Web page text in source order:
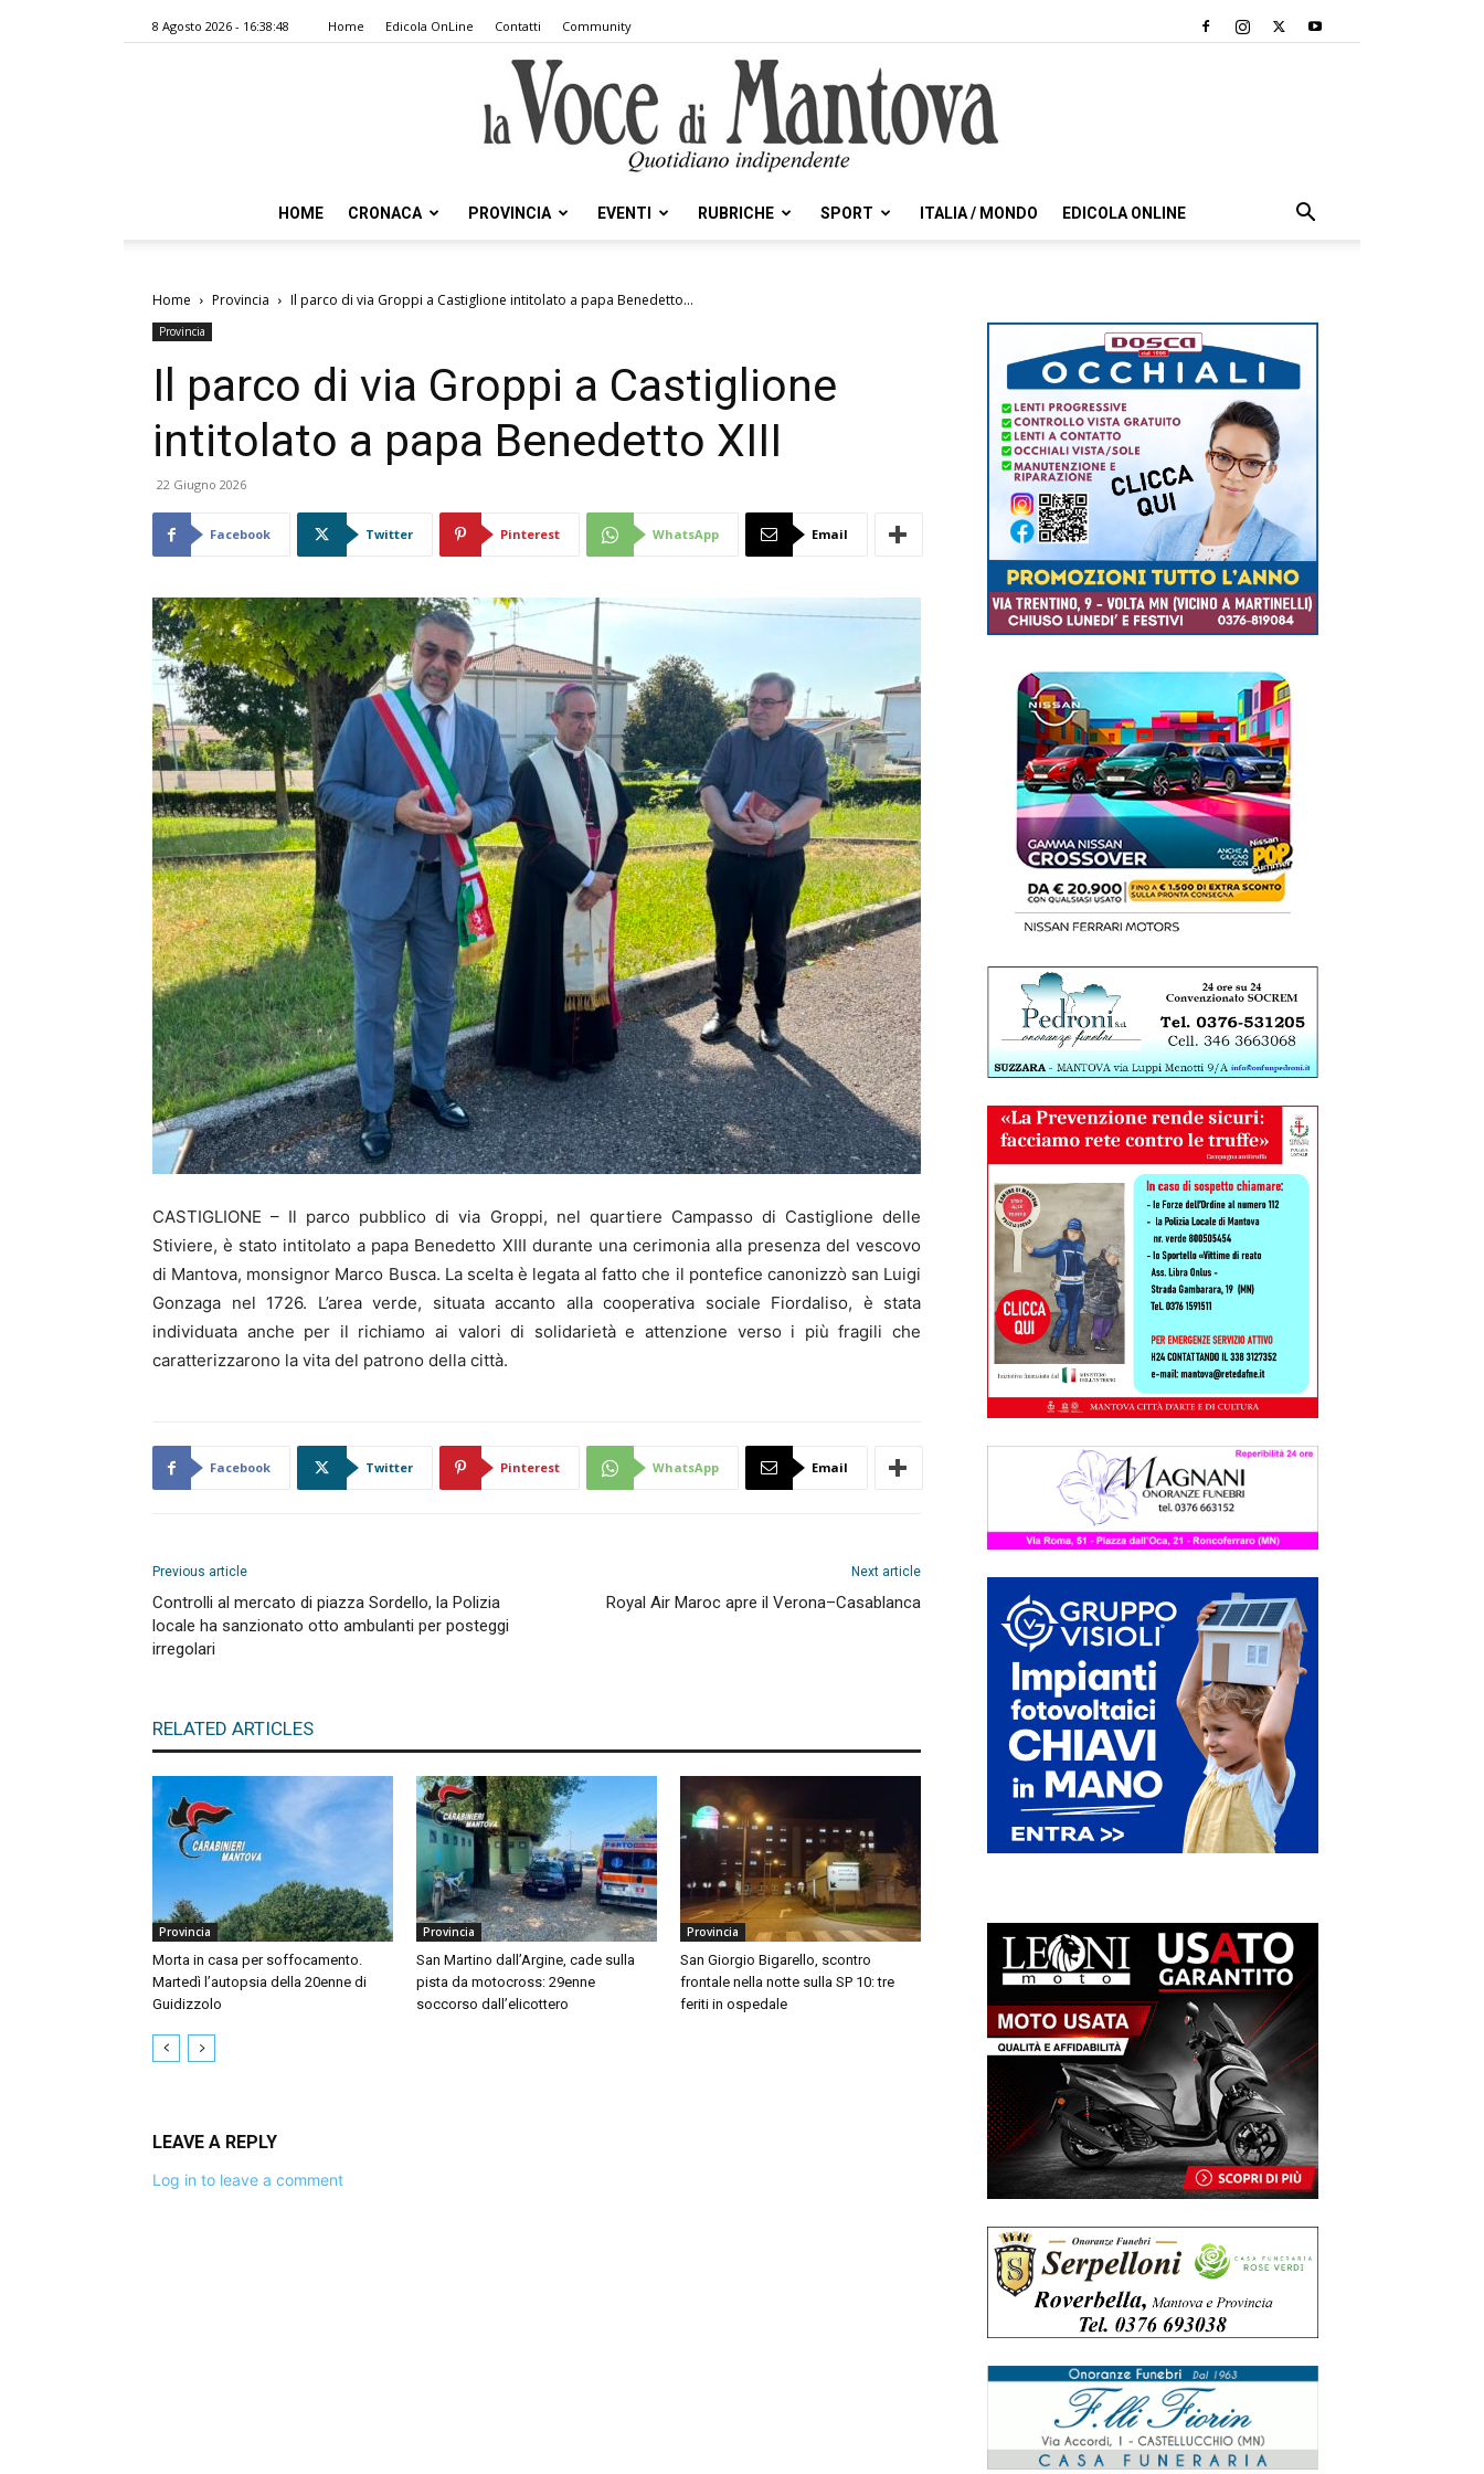
8 Agosto 2026 - 16:38:48 Home Edicola OnLine Contatti Community
Voce
Mantova
HOME CRONACA PROVINCIA EVENTI RUBRICHE SPORT ITALIA / MONDO EDICOLA ONLINE
Home Provincia Il parco di via Groppi a Castiglione intitolato a papa Benedetto...
Provincia
Il parco di via Groppi a Castiglione
intitolato a papa Benedetto XIII
22 Giugno 2026
Facebook Twitter Pinterest WhatsApp Email
CASTIGLIONE – Il parco pubblico di via Groppi, nel quartiere Campasso di Castiglione delle
Stiviere, è stato intitolato a papa Benedetto XIII durante una cerimonia alla presenza del vescovo
di Mantova, monsignor Marco Busca. La scelta è legata al fatto che il pontefice canonizzò san Luigi
Gonzaga nel 1726. L’area verde, situata accanto alla cooperativa sociale Fiordaliso, è stata
individuata anche per il richiamo ai valori di solidarietà e attenzione verso i più fragili che
caratterizzarono la vita del patrono della città.
Facebook Twitter Pinterest WhatsApp Email
Previous article
Controlli al mercato di piazza Sordello, la Polizia
locale ha sanzionato otto ambulanti per posteggi
irregolari
Next article
Royal Air Maroc apre il Verona–Casablanca
RELATED ARTICLES
Provincia
Morta in casa per soffocamento.
Martedì l’autopsia della 20enne di
Guidizzolo
Provincia
San Martino dall’Argine, cade sulla
pista da motocross: 29enne
soccorso dall’elicottero
Provincia
San Giorgio Bigarello, scontro
frontale nella notte sulla SP 10: tre
feriti in ospedale
LEAVE A REPLY
Log in to leave a comment